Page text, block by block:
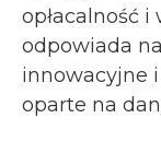
opłacalność i
odpowiada
innowacyjne
oparte na